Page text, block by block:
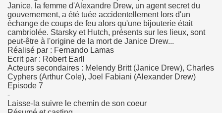
Janice, la femme d'Alexandre Drew, un agent secret du
gouvernement, a été tuée accidentellement lors d'un
échange de coups de feu alors qu'une bijouterie était
cambriolée. Starsky et Hutch, présents sur les lieux, sont
peut-être à l'origine de la mort de Janice Drew...
Réalisé par : Fernando Lamas
Ecrit par : Robert Earll
Acteurs secondaires : Melendy Britt (Janice Drew), Charles
Cyphers (Arthur Cole), Joel Fabiani (Alexander Drew)
Episode 7
-
Laisse-la suivre le chemin de son coeur